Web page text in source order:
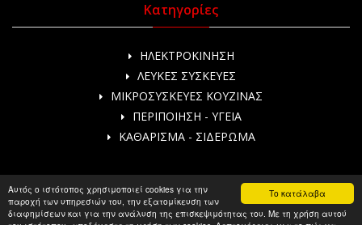
Το κατάλαβα
Αυτός ο ιστότοπος χρησιμοποιεί cookies για την
παροχή των υπηρεσιών του, την εξατομίκευση των
διαφημίσεων και για την ανάλυση της επισκεψιμότητας του. Με τη χρήση αυτού
Κατηγορίες
ΗΛΕΚΤΡΟΚΙΝΗΣΗ
ΛΕΥΚΕΣ ΣΥΣΚΕΥΕΣ
ΜΙΚΡΟΣΥΣΚΕΥΕΣ ΚΟΥΖΙΝΑΣ
ΠΕΡΙΠΟΙΗΣΗ - ΥΓΕΙΑ
ΚΑΘΑΡΙΣΜΑ - ΣΙΔΕΡΩΜΑ